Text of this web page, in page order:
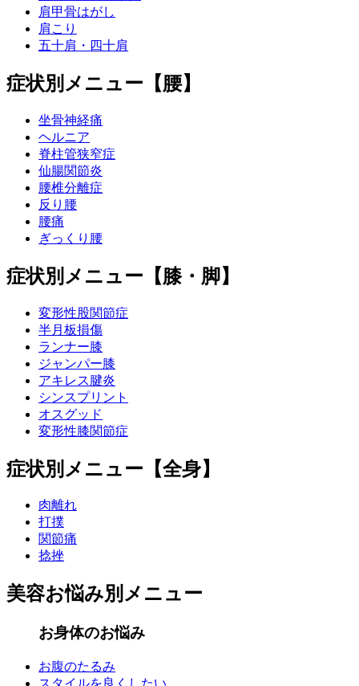
肩甲骨はがし
肩こり
五十肩・四十肩
症状別メニュー【腰】
坐骨神経痛
ヘルニア
脊柱管狭窄症
仙腸関節炎
腰椎分離症
反り腰
腰痛
ぎっくり腰
症状別メニュー【膝・脚】
変形性股関節症
半月板損傷
ランナー膝
ジャンパー膝
アキレス腱炎
シンスプリント
オスグッド
変形性膝関節症
症状別メニュー【全身】
肉離れ
打撲
関節痛
捻挫
美容お悩み別メニュー
お身体のお悩み
お腹のたるみ
スタイルを良くしたい